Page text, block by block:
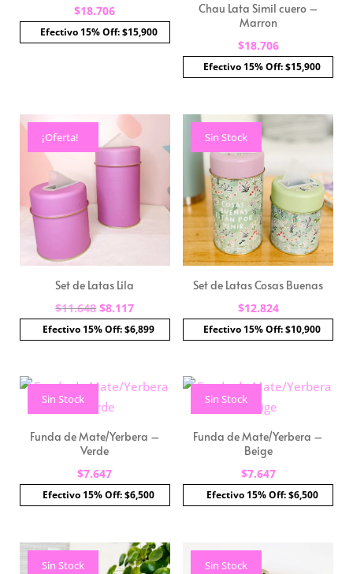
$18.706
Efectivo 15% Off: $15,900
Chau Lata Simil cuero –
Marron
$18.706
Efectivo 15% Off: $15,900
¡Oferta!
Sin Stock
Set de Latas Lila
$11.648El
precio
$11.648.
$8.117El
precio
$8.117.
Efectivo 15% Off: $6,899
Sin Stock
Set de Latas Cosas Buenas
$12.824
Efectivo 15% Off: $10,900
Sin Stock
Funda de Mate/Yerbera –
Verde
$7.647
Efectivo 15% Off: $6,500
Sin Stock
Funda de Mate/Yerbera –
Beige
$7.647
Efectivo 15% Off: $6,500
Sin Stock Sin Stock